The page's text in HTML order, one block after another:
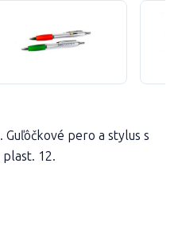
. Guľôčkové pero a stylus s
plast. 12.